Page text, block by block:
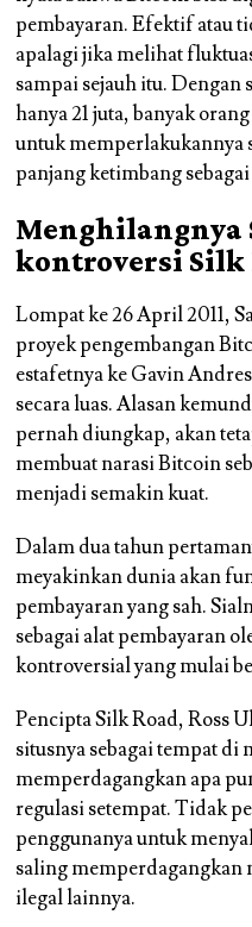
pembayaran. Efektif atau
apalagi jika melihat
sampai sejauh itu.
hanya 21 juta, banyak
untuk memperlakukannya
panjang ketimbang
Menghilangnya
kontroversi Silk
Lompat ke 26 April 2011,
proyek pengembangan
estafetnya ke Gavin
secara luas. Alasan
pernah diungkap, akan
membuat narasi Bitcoin
menjadi semakin kuat.
Dalam dua tahun
meyakinkan dunia akan
pembayaran yang sah.
sebagai alat pembayaran
kontroversial yang mulai
Pencipta Silk Road, Ross
situsnya sebagai tempat di
memperdagangkan apa
regulasi setempat. Tidak
penggunanya untuk
saling memperdagangkan
ilegal lainnya.